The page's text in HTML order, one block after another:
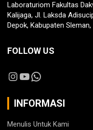
Laboraturiom Fakultas
Kalijaga, Jl. Laksda
Depok, Kabupaten
FOLLOW US
Instagram
YouTube
WhatsApp
INFORMASI
Menulis Untuk Kami